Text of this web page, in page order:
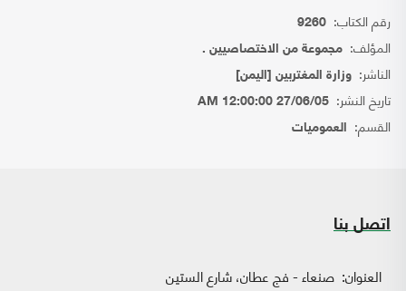
رقم الكتاب: 9260
المؤلف: مجموعة من الاختصاصيين .
الناشر: وزارة المغتربين [اليمن]
تاريخ النشر: 27/06/05 12:00:00 AM
القسم: العموميات
اتصل بنا
العنوان: صنعاء - فج عطان، شارع الستين